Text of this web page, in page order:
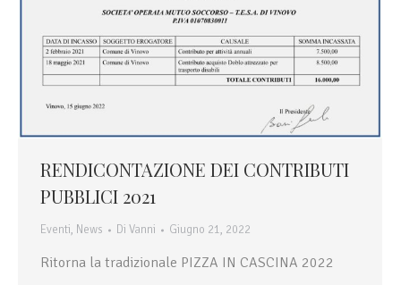
RENDICONTAZIONE DEI CONTRIBUTI
PUBBLICI 2021
Eventi, News Di Vanni Giugno 21, 2022
Ritorna la tradizionale PIZZA IN CASCINA 2022